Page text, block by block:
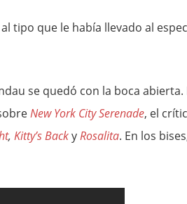
tipo que le había llevado al
se quedó con la boca
New York City Serenade, el
, Kitty’s BackyRosalita. En los